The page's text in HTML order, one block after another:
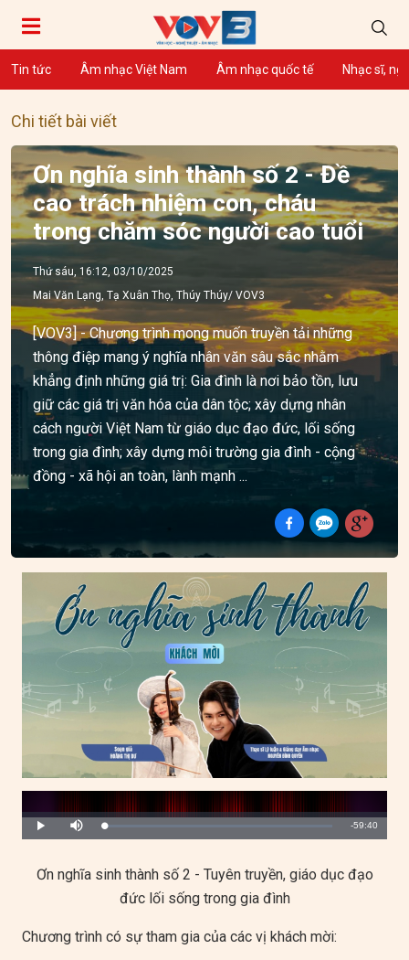
Tin tức Âm nhạc Việt Nam Âm nhạc quốc tế Nhạc sĩ,
Chi tiết bài viết
Ơn nghĩa sinh thành số 2 - Đề
cao trách nhiệm con, cháu
trong chăm sóc người cao tuổi
Thứ sáu, 16:12, 03/10/2025
Mai Văn Lạng, Tạ Xuân Thọ, Thúy Thúy/ VOV3
[VOV3] - Chương trình mong muốn truyền tải những
thông điệp mang ý nghĩa nhân văn sâu sắc nhằm
khẳng định những giá trị: Gia đình là nơi bảo tồn, lưu
giữ các giá trị văn hóa của dân tộc; xây dựng nhân
cách người Việt Nam từ giáo dục đạo đức, lối sống
trong gia đình; xây dựng môi trường gia đình - cộng
đồng - xã hội an toàn, lành mạnh ...
Play Mute Loaded
0%
Progress
0%
Remaining
-59:40
Ơn nghĩa sinh thành số 2 - Tuyên truyền, giáo dục đạo
đức lối sống trong gia đình
Chương trình có sự tham gia của các vị khách mời: